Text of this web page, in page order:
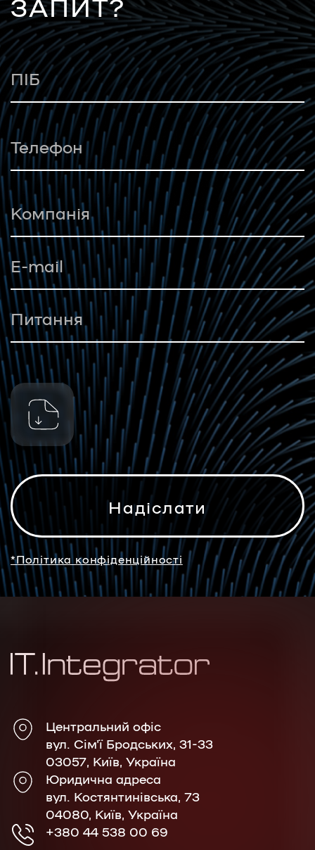
*Політика конфіденційності
Центральний офіс
вул. Сім'ї Бродських, 31-33
03057, Київ, Україна
Юридична адреса
вул. Костянтинівська, 73
04080, Київ, Україна
+380 44 538 00 69